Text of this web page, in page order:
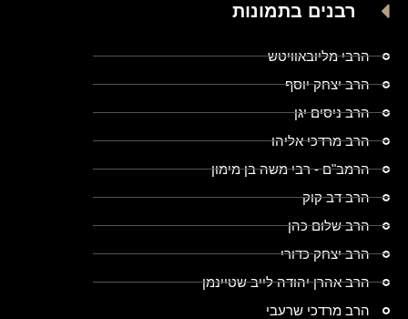
רבנים בתמונות
הרבי מליובאוויטש
הרב יצחק יוסף
הרב ניסים יגן
הרב מרדכי אליהו
הרמב"ם - רבי משה בן מימון
הרב דב קוק
הרב שלום כהן
הרב יצחק כדורי
הרב אהרן יהודה לייב שטיינמן
הרב מרדכי שרעבי